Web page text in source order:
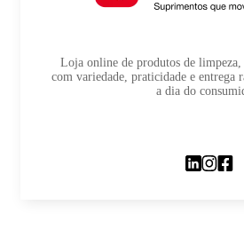
Loja online de produtos de limpeza,
com variedade, praticidade e entrega
a dia do